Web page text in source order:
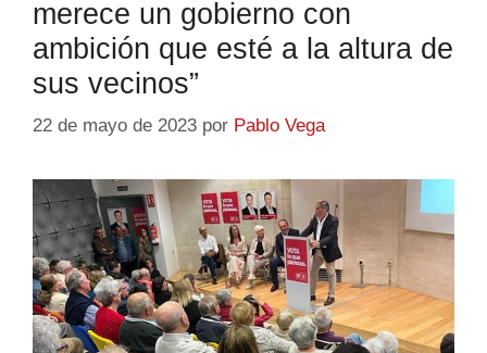
merece un gobierno con
ambición que esté a la altura de
sus vecinos”
22 de mayo de 2023 por Pablo Vega